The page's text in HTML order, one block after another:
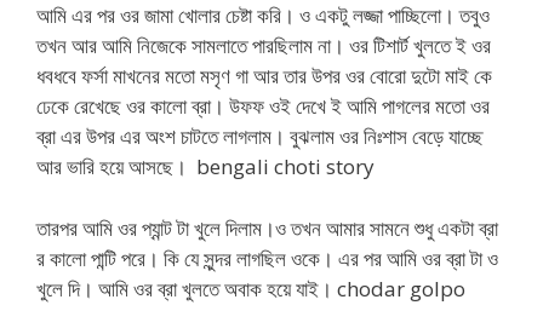
আমি এর পর ওর জামা খোলার চেষ্টা করি। ও একটু লজ্জা পাচ্ছিলো। তবুও
তখন আর আমি নিজেকে সামলাতে পারছিলাম না। ওর টিশার্ট খুলতে ই ওর
ধবধবে ফর্সা মাখনের মতো মসৃণ গা আর তার উপর ওর বোরো দুটো মাই কে
ঢেকে রেখেছে ওর কালো ব্রা। উফফ ওই দেখে ই আমি পাগলের মতো ওর
ব্রা এর উপর এর অংশ চাটতে লাগলাম। বুঝলাম ওর নিঃশাস বেড়ে যাচ্ছে
আর ভারি হয়ে আসছে। bengali choti story
তারপর আমি ওর প্যান্ট টা খুলে দিলাম।ও তখন আমার সামনে শুধু একটা ব্রা
র কালো পান্টি পরে। কি যে সুন্দর লাগছিল ওকে। এর পর আমি ওর ব্রা টা ও
খুলে দি। আমি ওর ব্রা খুলতে অবাক হয়ে যাই। chodar golpo